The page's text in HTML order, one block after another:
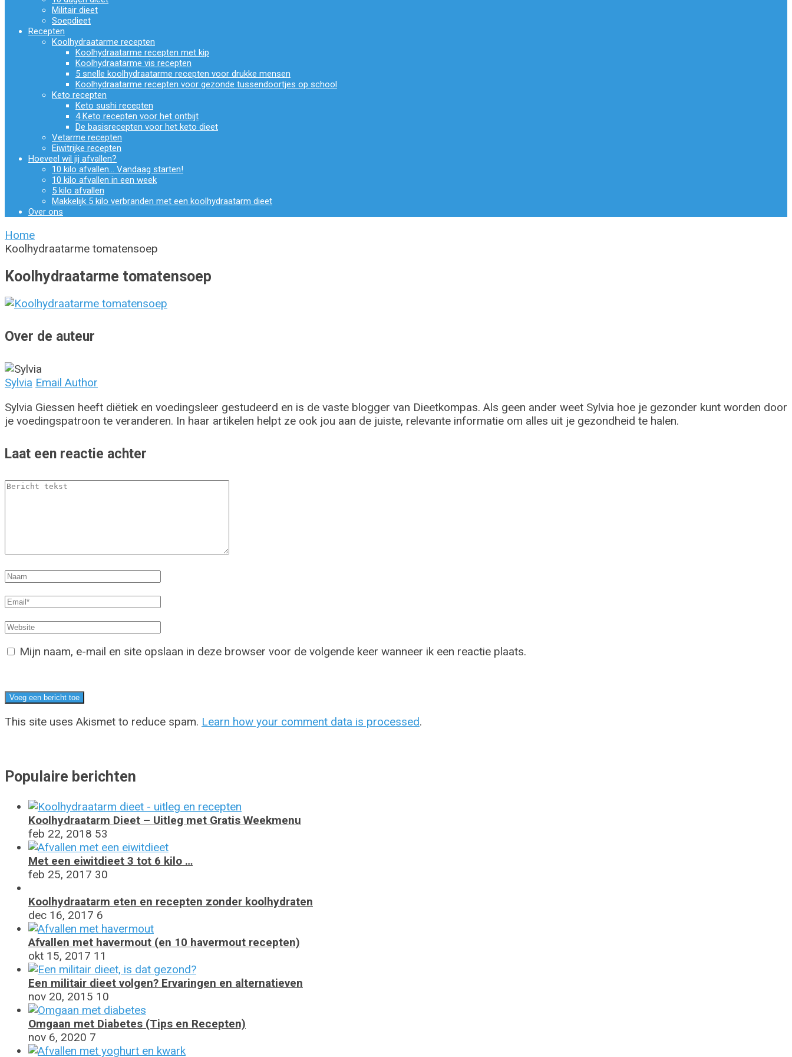
Militair dieet
Soepdieet
Recepten
Koolhydraatarme recepten
Koolhydraatarme recepten met kip
Koolhydraatarme vis recepten
5 snelle koolhydraatarme recepten voor drukke mensen
Koolhydraatarme recepten voor gezonde tussendoortjes op school
Keto recepten
Keto sushi recepten
4 Keto recepten voor het ontbijt
De basisrecepten voor het keto dieet
Vetarme recepten
Eiwitrijke recepten
Hoeveel wil jij afvallen?
10 kilo afvallen… Vandaag starten!
10 kilo afvallen in een week
5 kilo afvallen
Makkelijk 5 kilo verbranden met een koolhydraatarm dieet
Over ons
Home
Koolhydraatarme tomatensoep
Koolhydraatarme tomatensoep
Over de auteur
Sylvia Email Author
Sylvia Giessen heeft diëtiek en voedingsleer gestudeerd en is de vaste blogger van Dieetkompas. Als geen ander weet Sylvia hoe je gezonder kunt worden door
je voedingspatroon te veranderen. In haar artikelen helpt ze ook jou aan de juiste, relevante informatie om alles uit je gezondheid te halen.
Laat een reactie achter
Mijn naam, e-mail en site opslaan in deze browser voor de volgende keer wanneer ik een reactie plaats.
This site uses Akismet to reduce spam. Learn how your comment data is processed.
Populaire berichten
Koolhydraatarm Dieet – Uitleg met Gratis Weekmenu
feb 22, 2018 53
Met een eiwitdieet 3 tot 6 kilo …
feb 25, 2017 30
Koolhydraatarm eten en recepten zonder koolhydraten
dec 16, 2017 6
Afvallen met havermout (en 10 havermout recepten)
okt 15, 2017 11
Een militair dieet volgen? Ervaringen en alternatieven
nov 20, 2015 10
Omgaan met Diabetes (Tips en Recepten)
nov 6, 2020 7